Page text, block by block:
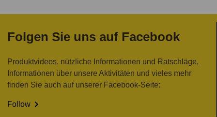
Folgen Sie uns auf Facebook
Produktvideos, nützliche Informationen und Ratschläge,
Informationen über unsere Aktivitäten und vieles mehr
finden Sie auch auf unserer Facebook-Seite:
Follow 